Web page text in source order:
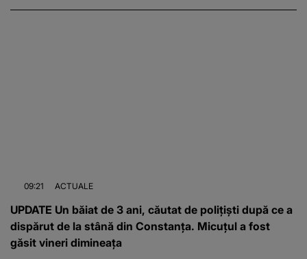
09:21 ACTUALE
UPDATE Un băiat de 3 ani, căutat de polițiști după ce a
dispărut de la stână din Constanța. Micuțul a fost
găsit vineri dimineața